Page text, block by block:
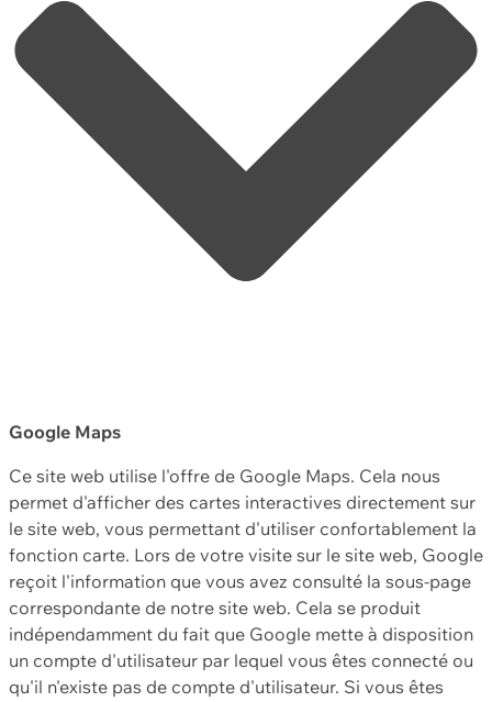
Google Maps
Ce site web utilise l'offre de Google Maps. Cela nous
permet d'afficher des cartes interactives directement sur
le site web, vous permettant d'utiliser confortablement la
fonction carte. Lors de votre visite sur le site web, Google
reçoit l'information que vous avez consulté la sous-page
correspondante de notre site web. Cela se produit
indépendamment du fait que Google mette à disposition
un compte d'utilisateur par lequel vous êtes connecté ou
qu'il n'existe pas de compte d'utilisateur. Si vous êtes